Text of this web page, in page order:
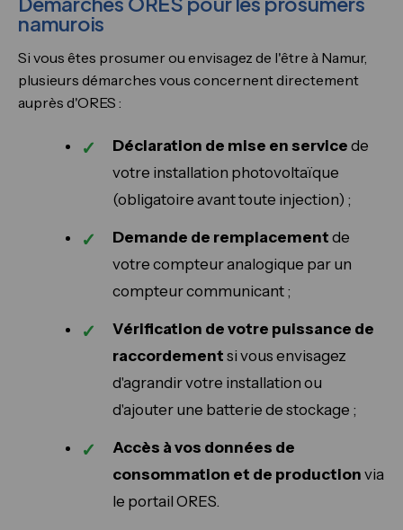
namurois
Si vous êtes prosumer ou envisagez de l'être à Namur,
plusieurs démarches vous concernent directement
auprès d'ORES :
Déclaration de mise en service de
votre installation photovoltaïque
(obligatoire avant toute injection) ;
Demande de remplacement de
votre compteur analogique par un
compteur communicant ;
Vérification de votre puissance de
raccordement si vous envisagez
d'agrandir votre installation ou
d'ajouter une batterie de stockage ;
Accès à vos données de
consommation et de production via
le portail ORES.